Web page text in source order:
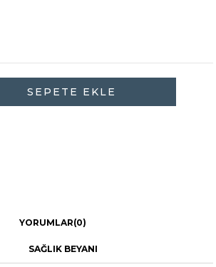
YORUMLAR(0)
SAĞLIK BEYANI